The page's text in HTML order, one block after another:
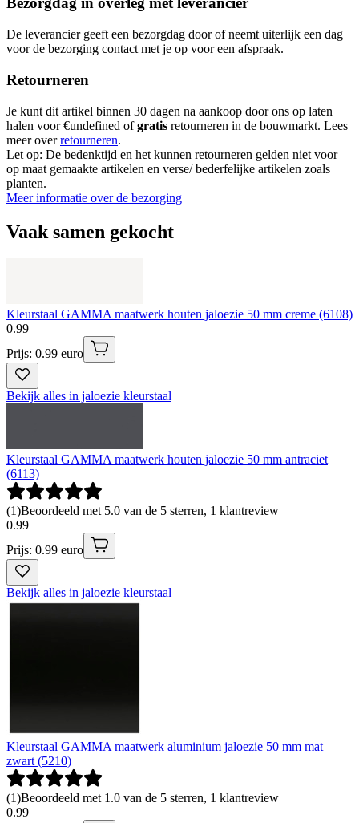
De leverancier geeft een bezorgdag door of neemt uiterlijk een dag
voor de bezorging contact met je op voor een afspraak.
Retourneren
Je kunt dit artikel binnen 30 dagen na aankoop door ons op laten
halen voor €undefined ofgratis retourneren in de bouwmarkt. Lees
meer overretourneren.
Let op: De bedenktijd en het kunnen retourneren gelden niet voor
op maat gemaakte artikelen en verse/ bederfelijke artikelen zoals
planten.
Meer informatie over de bezorging
Vaak samen gekocht
Kleurstaal GAMMA maatwerk houten jaloezie 50 mm creme (6108)
0.99
Prijs: 0.99 euro
Bekijk alles in jaloezie kleurstaal
Kleurstaal GAMMA maatwerk houten jaloezie 50 mm antraciet
(6113)
(1)Beoordeeld met 5.0 van de 5 sterren, 1 klantreview
0.99
Prijs: 0.99 euro
Bekijk alles in jaloezie kleurstaal
Kleurstaal GAMMA maatwerk aluminium jaloezie 50 mm mat
zwart (5210)
(1)Beoordeeld met 1.0 van de 5 sterren, 1 klantreview
0.99